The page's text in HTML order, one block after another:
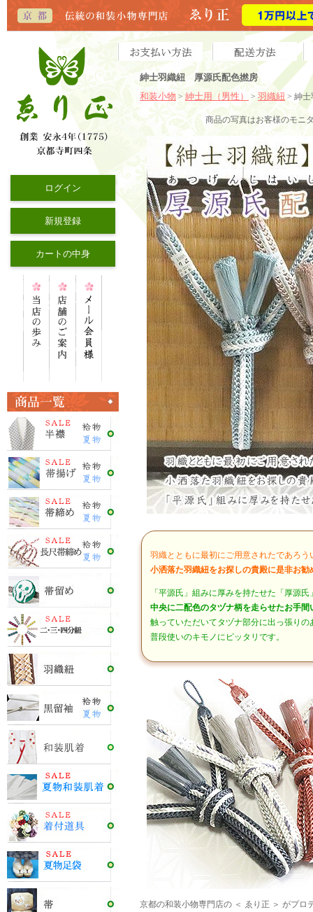
ログイン
新規登録
カートの中身
紳士羽織紐 厚源氏配色撚房
和装小物 > 紳士用（男性） > 羽織紐 > 紳
商品の写真はお客様のモニ
羽織とともに最初にご用意されたであろ
小洒落た羽織紐をお探しの貴殿に是非お勧
「平源氏」組みに厚みを持たせた「厚源
中央に二配色のタヅナ柄を走らせたお手間
触っていただいてタヅナ部分に出っ張り
普段使いのキモノにピッタリです。
京都の和装小物専門店の ＜ ゑり正 ＞ がプロ